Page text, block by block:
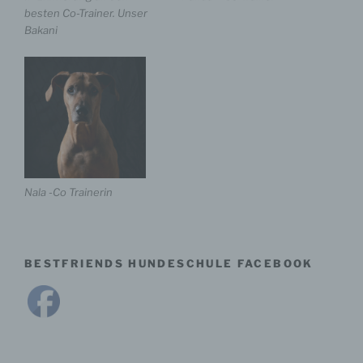
besten Co-Trainer. Unser
Bakani
Nala -Co Trainerin
BESTFRIENDS HUNDESCHULE FACEBOOK
d) Einschränkung der Verarbeitung
gespeicherter personenbezogener Daten mit dem Ziel,
ihre künftige Verarbeitung einzuschränken.
e) Profiling
Profiling ist jede Art der automatisierten Verarbeitung
personenbezogener Daten, die darin besteht, dass
diese personenbezogenen Daten verwendet werden,
Vorlieben, Interessen, Zuverlässigkeit, Verhalten,
Aufenthaltsort oder Ortswechsel dieser natürlichen
Person zu analysieren oder vorherzusagen.